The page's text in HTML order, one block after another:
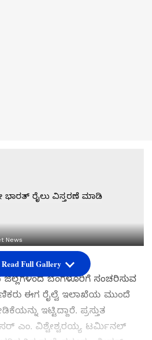
News
ವಿಸ್ತರಣೆ ಮಾಡಿ
ಜಿಲ್ಲೆಗಳಿಂದ ಬೆಂಗಳೂರಿಗೆ ಸಂಚರಿಸುವ
ಈಗ ರೈಲ್ವೆ ಇಲಾಖೆಯ ಮುಂದೆ
ಇಟ್ಟಿದ್ದಾರೆ. ಪ್ರಸ್ತುತ
ಎಂ. ವಿಶ್ವೇಶ್ವರಯ್ಯ ಟರ್ಮಿನಲ್
Read Full Gallery